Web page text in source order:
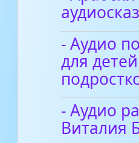
- Аудио
для
- Аудио
Виталия